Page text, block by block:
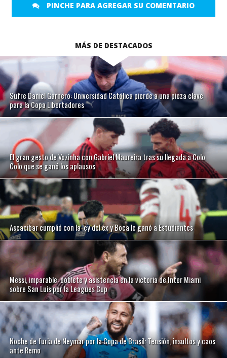
PINCHE PARA AGREGAR SU COMENTARIO
MÁS DE DESTACADOS
Sufre Daniel Garnero: Universidad Católica pierde a una pieza clave
para la Copa Libertadores
El gran gesto de Vozinha con Gabriel Maureira tras su llegada a Colo
Colo que se ganó los aplausos
Ascacibar cumplió con la ley del ex y Boca le ganó a Estudiantes
Messi, imparable: doblete y asistencia en la victoria de Inter Miami
sobre San Luis por la Leagues Cup
Noche de furia de Neymar por la Copa de Brasil: Tensión, insultos y caos
ante Remo